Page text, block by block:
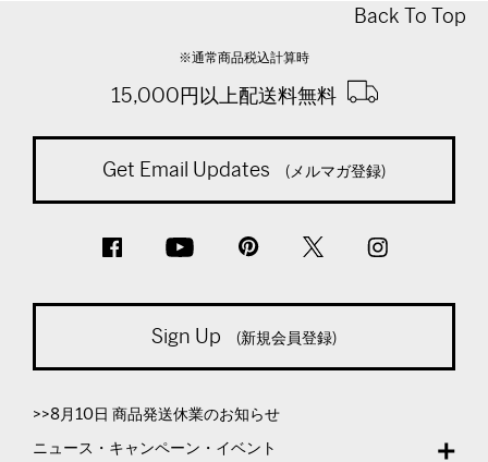
Back To Top
※通常商品税込計算時
15,000円以上配送料無料
Get Email Updates (メルマガ登録)
Sign Up (新規会員登録)
>>8月10日 商品発送休業のお知らせ
ニュース・キャンペーン・イベント